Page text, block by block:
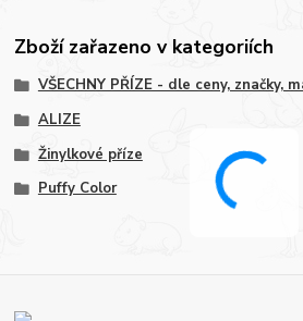
Zboží zařazeno v kategoriích
VŠECHNY PŘÍZE - dle ceny, značky,
ALIZE
Žinylkové příze
Puffy Color